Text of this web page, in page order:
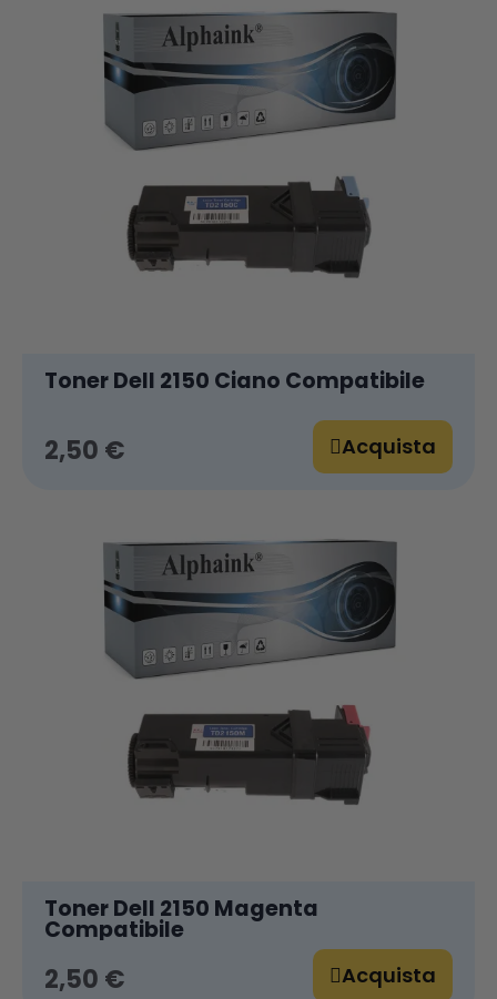
Toner Dell 2150 Ciano Compatibile
2,50 € Acquista
Toner Dell 2150 Magenta
Compatibile
2,50 € Acquista